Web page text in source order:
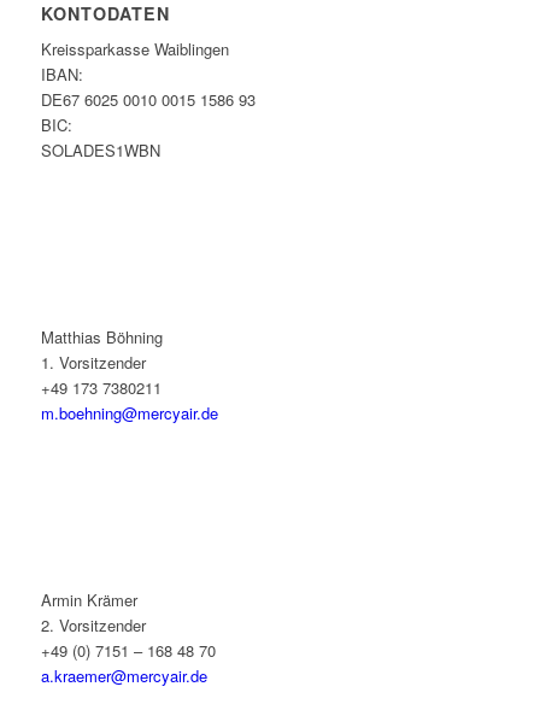
KONTODATEN
Kreissparkasse Waiblingen
IBAN:
DE67 6025 0010 0015 1586 93
BIC:
SOLADES1WBN
Matthias Böhning
1. Vorsitzender
+49 173 7380211
m.boehning@mercyair.de
Armin Krämer
2. Vorsitzender
+49 (0) 7151 – 168 48 70
a.kraemer@mercyair.de